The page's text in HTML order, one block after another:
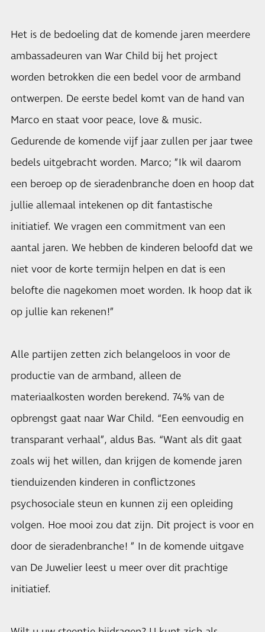
Het is de bedoeling dat de komende jaren meerdere
ambassadeuren van War Child bij het project
worden betrokken die een bedel voor de armband
ontwerpen. De eerste bedel komt van de hand van
Marco en staat voor peace, love & music.
Gedurende de komende vijf jaar zullen per jaar twee
bedels uitgebracht worden. Marco; ”Ik wil daarom
een beroep op de sieradenbranche doen en hoop dat
jullie allemaal intekenen op dit fantastische
initiatief. We vragen een commitment van een
aantal jaren. We hebben de kinderen beloofd dat we
niet voor de korte termijn helpen en dat is een
belofte die nagekomen moet worden. Ik hoop dat ik
op jullie kan rekenen!”
Alle partijen zetten zich belangeloos in voor de
productie van de armband, alleen de
materiaalkosten worden berekend. 74% van de
opbrengst gaat naar War Child. “Een eenvoudig en
transparant verhaal”, aldus Bas. “Want als dit gaat
zoals wij het willen, dan krijgen de komende jaren
tienduizenden kinderen in conflictzones
psychosociale steun en kunnen zij een opleiding
volgen. Hoe mooi zou dat zijn. Dit project is voor en
door de sieradenbranche! ” In de komende uitgave
van De Juwelier leest u meer over dit prachtige
initiatief.